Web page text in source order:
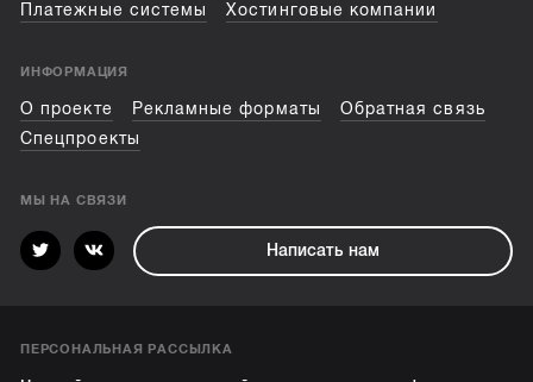
Платежные системы
Хостинговые компании
ИНФОРМАЦИЯ
О проекте Рекламные форматы
Обратная связь
Спецпроекты
МЫ НА СВЯЗИ
Написать нам
ПЕРСОНАЛЬНАЯ РАССЫЛКА